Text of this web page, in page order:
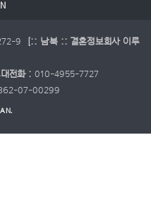
9
[:: 남북 :: 결혼정보회사 이루
전화 : 010-4955-7727
07-00299